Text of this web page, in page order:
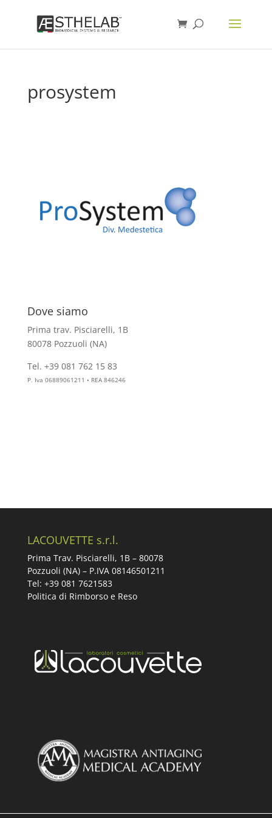
prosystem
Dove siamo
Prima trav. Pisciarelli, 1B
80078 Pozzuoli (NA)
Tel. +39 081 762 15 83
P. Iva 06889061211 • REA 846246
LACOUVETTE s.r.l.
Prima Trav. Pisciarelli, 1B – 80078
Pozzuoli (NA) – P.IVA 08146501211
Tel: +39 081 7621583
Politica di Rimborso e Reso